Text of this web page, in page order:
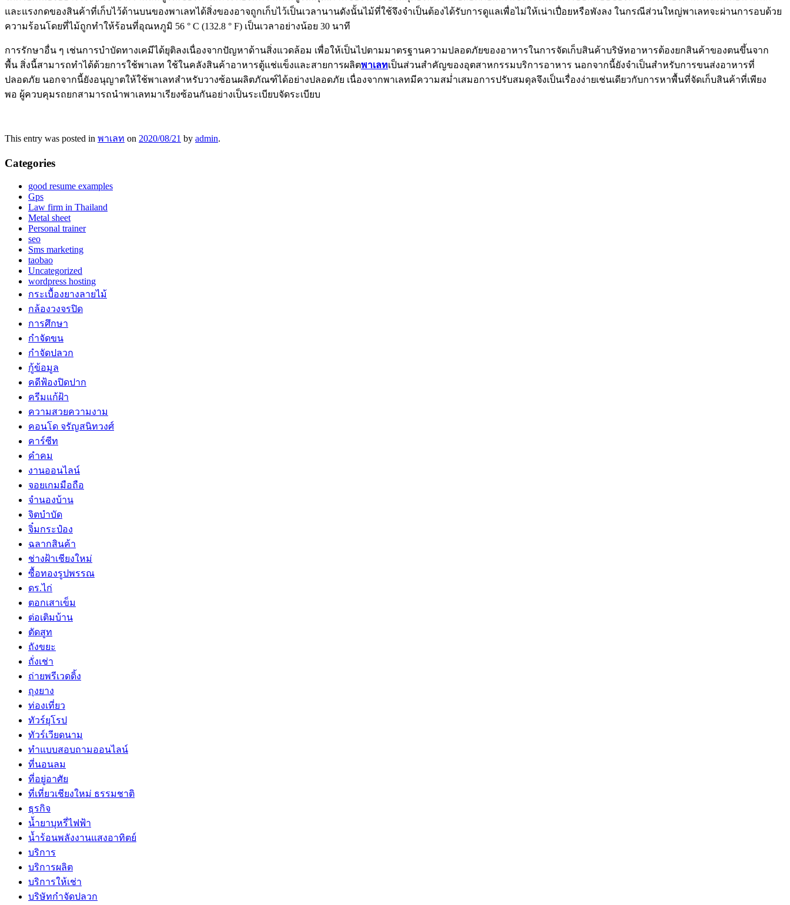
และแรงกดของสินค้าที่เก็บไว้ด้านบนของพาเลทได้สิ่งของอาจถูกเก็บไว้เป็นเวลานานดังนั้นไม้ที่ใช้จึงจำเป็นต้องได้รับการดูแลเพื่อไม่ให้เน่าเปื่อยหรือพังลง ในกรณีส่วนใหญ่พาเลทจะผ่านการอบด้วย
ความร้อนโดยที่ไม้ถูกทำให้ร้อนที่อุณหภูมิ 56 ° C (132.8 ° F) เป็นเวลาอย่างน้อย 30 นาที
การรักษาอื่น ๆ เช่นการบำบัดทางเคมีได้ยุติลงเนื่องจากปัญหาด้านสิ่งแวดล้อม เพื่อให้เป็นไปตามมาตรฐานความปลอดภัยของอาหารในการจัดเก็บสินค้าบริษัทอาหารต้องยกสินค้าของตนขึ้นจาก
พื้น สิ่งนี้สามารถทำได้ด้วยการใช้พาเลท ใช้ในคลังสินค้าอาหารตู้แช่แข็งและสายการผลิตพาเลทเป็นส่วนสำคัญของอุตสาหกรรมบริการอาหาร นอกจากนี้ยังจำเป็นสำหรับการขนส่งอาหารที่
ปลอดภัย นอกจากนี้ยังอนุญาตให้ใช้พาเลทสำหรับวางซ้อนผลิตภัณฑ์ได้อย่างปลอดภัย เนื่องจากพาเลทมีความสม่ำเสมอการปรับสมดุลจึงเป็นเรื่องง่ายเช่นเดียวกับการหาพื้นที่จัดเก็บสินค้าที่เพียง
พอ ผู้ควบคุมรถยกสามารถนำพาเลทมาเรียงซ้อนกันอย่างเป็นระเบียบจัดระเบียบ
This entry was posted in พาเลท on 2020/08/21 by admin.
Categories
good resume examples
Gps
Law firm in Thailand
Metal sheet
Personal trainer
seo
Sms marketing
taobao
Uncategorized
wordpress hosting
กระเบื้องยางลายไม้
กล้องวงจรปิด
การศึกษา
กำจัดขน
กำจัดปลวก
กู้ข้อมูล
คดีฟ้องปิดปาก
ครีมแก้ฝ้า
ความสวยความงาม
คอนโด จรัญสนิทวงศ์
คาร์ซีท
คำคม
งานออนไลน์
จอยเกมมือถือ
จำนองบ้าน
จิตบำบัด
จิ๋มกระป๋อง
ฉลากสินค้า
ช่างฝ้าเชียงใหม่
ซื้อทองรูปพรรณ
ดร.ไก่
ตอกเสาเข็ม
ต่อเติมบ้าน
ตัดสูท
ถังขยะ
ถั่งเช่า
ถ่ายพรีเวดดิ้ง
ถุงยาง
ท่องเที่ยว
ทัวร์ยุโรป
ทัวร์เวียดนาม
ทำแบบสอบถามออนไลน์
ที่นอนลม
ที่อยู่อาศัย
ที่เที่ยวเชียงใหม่ ธรรมชาติ
ธุรกิจ
น้ำยาบุหรี่ไฟฟ้า
น้ำร้อนพลังงานแสงอาทิตย์
บริการ
บริการผลิต
บริการให้เช่า
บริษัทกำจัดปลวก